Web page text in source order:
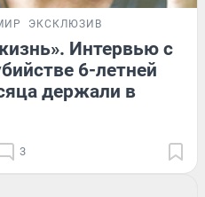
ЭКСКЛЮЗИВ
Интервью с
6-летней
держали в
3